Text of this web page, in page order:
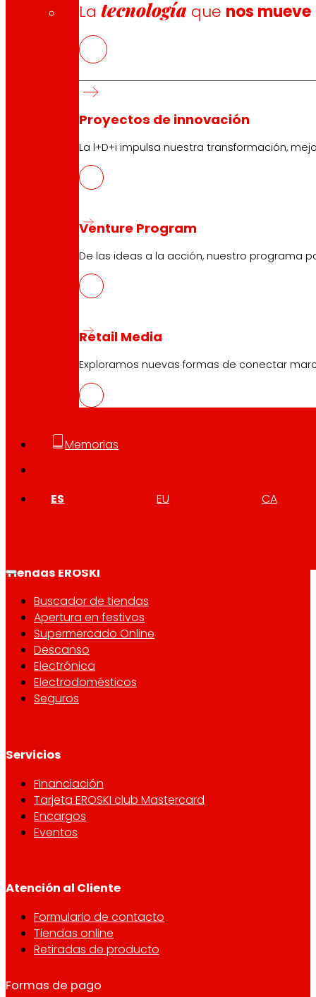
Latecnología que nos mueve
Proyectos de innovación
La l+D+i impulsa nuestra transformación,
Venture Program
De las ideas a la acción, nuestro programa
Retail Media
Exploramos nuevas formas de conectar
Memorias
ES EU CA
EROSKI Corporativo
Quiénes somos
Compromisos
Prensa
Tiendas EROSKI
Buscador de tiendas
Apertura en festivos
Supermercado Online
Descanso
Electrónica
Electrodomésticos
Seguros
Servicios
Financiación
Tarjeta EROSKI club Mastercard
Encargos
Eventos
Atención al Cliente
Formulario de contacto
Tiendas online
Retiradas de producto
Formas de pago